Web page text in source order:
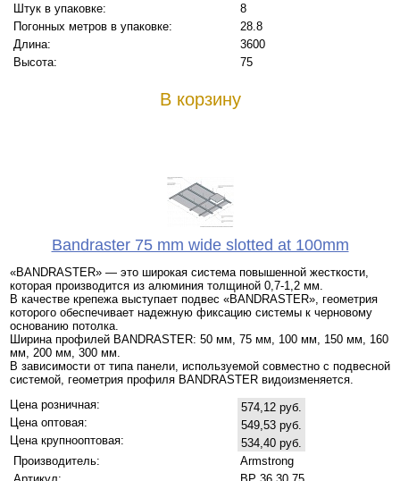
Штук в упаковке:
8
Погонных метров в упаковке:
28.8
Длина:
3600
Высота:
75
В корзину
Bandraster 75 mm wide slotted at 100mm
«BANDRASTER» — это широкая система повышенной жесткости,
которая производится из алюминия толщиной 0,7-1,2 мм.
В качестве крепежа выступает подвес «BANDRASTER», геометрия
которого обеспечивает надежную фиксацию системы к черновому
основанию потолка.
Ширина профилей BANDRASTER: 50 мм, 75 мм, 100 мм, 150 мм, 160
мм, 200 мм, 300 мм.
В зависимости от типа панели, используемой совместно с подвесной
системой, геометрия профиля BANDRASTER видоизменяется.
Цена розничная:
574,12 руб.
Цена оптовая:
549,53 руб.
Цена крупнооптовая:
534,40 руб.
Производитель:
Armstrong